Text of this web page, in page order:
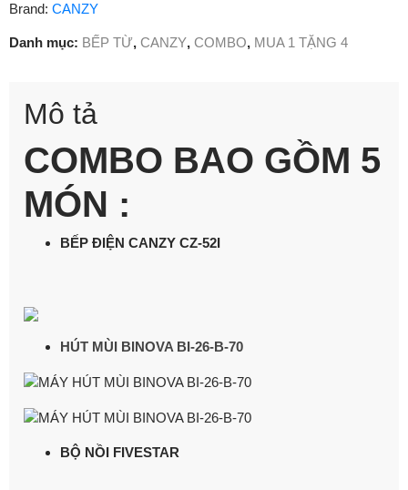
Brand: CANZY
Danh mục: BẾP TỪ, CANZY, COMBO, MUA 1 TẶNG 4
Mô tả
COMBO BAO GỒM 5
MÓN :
BẾP ĐIỆN CANZY CZ-52I
HÚT MÙI BINOVA BI-26-B-70
BỘ NỒI FIVESTAR